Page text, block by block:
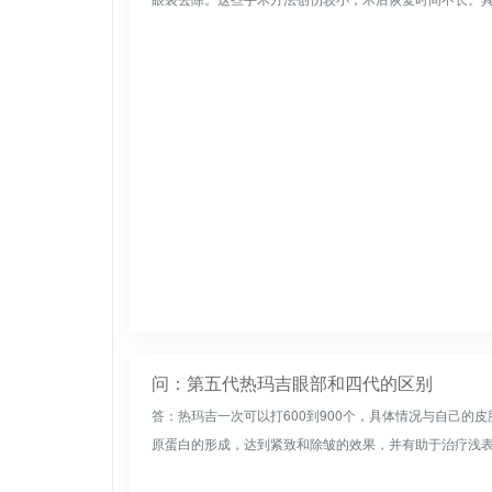
问：第五代热玛吉眼部和四代的区别
答：热玛吉一次可以打600到900个，具体情况与自己的
原蛋白的形成，达到紧致和除皱的效果，并有助于治疗浅